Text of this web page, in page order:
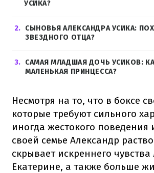
УСИКА?
2
СЫНОВЬЯ АЛЕКСАНДРА УСИКА:
ЗВЕЗДНОГО ОТЦА?
3
САМАЯ МЛАДШАЯ ДОЧЬ УСИКОВ:
МАЛЕНЬКАЯ ПРИНЦЕССА?
Несмотря на то, что в боксе
которые требуют сильного
иногда жестокого поведения
своей семье Александр
скрывает искреннего
Екатерине, а также больше